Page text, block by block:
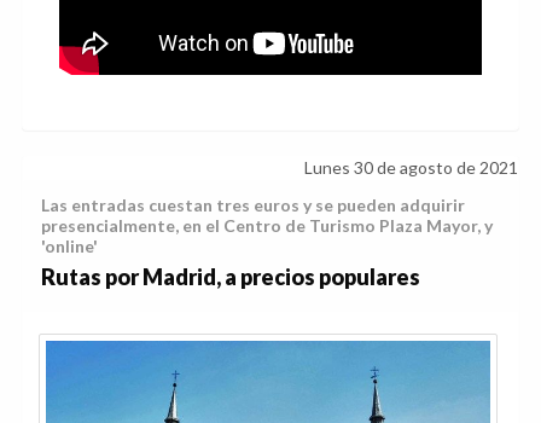
Lunes 30 de agosto de 2021
Las entradas cuestan tres euros y se pueden adquirir
presencialmente, en el Centro de Turismo Plaza Mayor, y
'online'
Rutas por Madrid, a precios populares